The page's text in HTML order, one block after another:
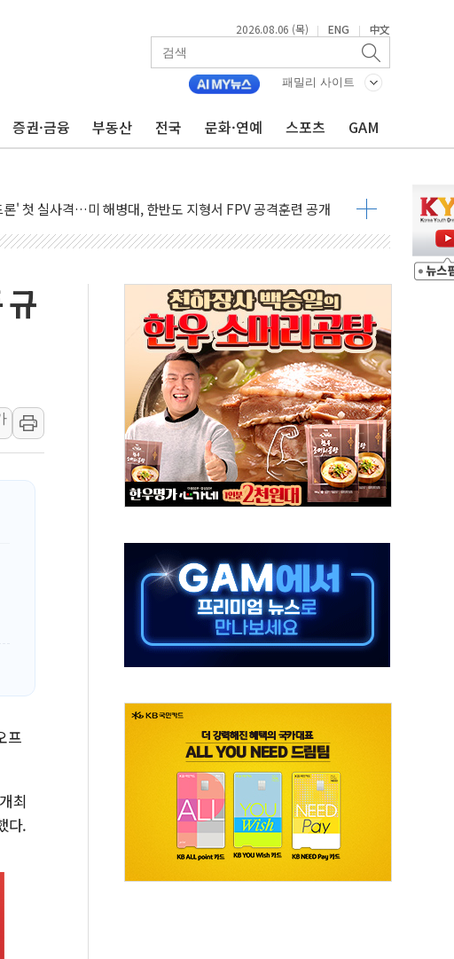
2026.08.06 (목) | ENG | 中文
패밀리 사이트
증권·금융 부동산 전국 문화·연예 스포츠 GAM
·유치원 비상! 수족구병이 다시 유행합니다.
'으로...데이터처, 기업 3만1000곳 경제통계조사
, 관행 아닌 담합…76조2000억 입찰 영향"
계열사에 넘긴 세라젬…공정위 과징금 4억3200만원
기구·유아용품 등 94개 제품 안전기준 '부적합'
울렛에 '다산점' 열어
녀 출입국증명서 발급…7일부터 온라인 대리 신청 가능
급과장 회의…중증환자 이송체계 전국 확대 점검
아 지원 한눈에'…인사처, 공무원 인사제도 안내서 발간
계에 알린다…식약처 AI 심사·소방청 119안심콜 영문 영상 제작
게임 끝…김민석, 신천지 허위신고에 배신 사과 안 해"
비판…"국방개혁은 정치적 감정 따라 추진해선 안 돼"
상 콘테스트 '비욘드 디 어비스' 수상작 발표
랄까지…대상, 종가가 넘은 건 국경 아닌 '식문화 장벽'
11% 급등…구리 가격 상승 전망 부각
전·하이닉스'는 사고 급등주는 팔았다
프
최
다.